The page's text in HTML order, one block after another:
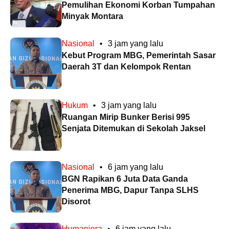
Pemulihan Ekonomi Korban Tumpahan
Minyak Montara
Nasional •
3 jam yang lalu
Kebut Program MBG, Pemerintah Sasar
Daerah 3T dan Kelompok Rentan
Hukum •
3 jam yang lalu
Ruangan Mirip Bunker Berisi 995
Senjata Ditemukan di Sekolah Jaksel
Nasional •
6 jam yang lalu
BGN Rapikan 6 Juta Data Ganda
Penerima MBG, Dapur Tanpa SLHS
Disorot